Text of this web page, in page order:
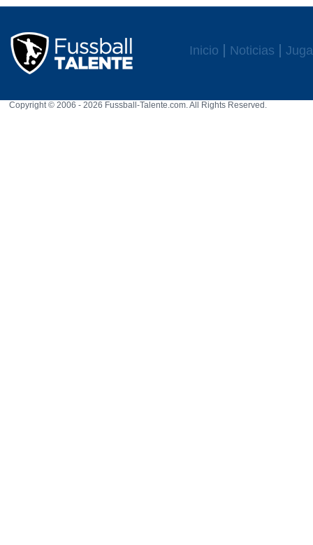
Inicio Noticias
Copyright © 2006 - 2026 Fussball-Talente.com. All Rights Reserved.